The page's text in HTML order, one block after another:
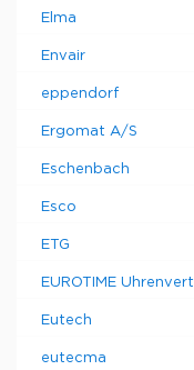
Elma
Envair
eppendorf
Ergomat A/S
Eschenbach
Esco
ETG
EUROTIME Uhrenvert.
Eutech
eutecma